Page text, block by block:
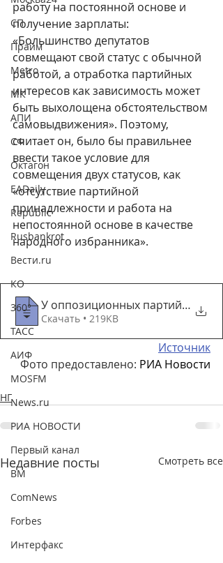
СП
Прайм
Metro
МК
АПИ
СФ
Октагон
EADaily
Republic
Rusbankrot
Вести.ru
КО
360°
ТАСС
АИФ
MOSFM
News.ru
РИА НОВОСТИ
Первый канал
ВМ
ComNews
Forbes
Интерфакс
работу на постоянной основе и
получение зарплаты:
«Большинство депутатов
совмещают свой статус с обычной
работой, а отработка партийных
интересов как зависимость может
быть выхолощена обстоятельством
самовыдвижения». Поэтому,
считает он, было бы правильнее
ввести такое условие для
совмещения двух статусов, как
«отсутствие партийной
принадлежности и работа на
непостоянной основе в качестве
народного избранника».
У оппозиционных партий
Скачать • 219KB
Источник
Фото предоставлено: РИА Новости
НГ
Недавние посты Смотреть все